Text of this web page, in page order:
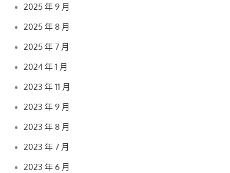
2025 年 9 月
2025 年 8 月
2025 年 7 月
2024 年 1 月
2023 年 11 月
2023 年 9 月
2023 年 8 月
2023 年 7 月
2023 年 6 月